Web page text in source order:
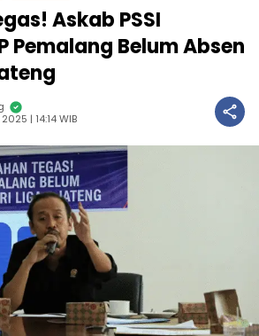
Askab PSSI
Pemalang Belum Absen
| 14:14 WIB